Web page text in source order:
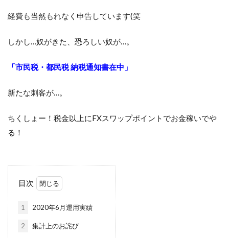
経費も当然もれなく申告しています(笑
しかし…奴がきた、恐ろしい奴が…。
「市民税・都民税 納税通知書在中」
新たな刺客が…。
ちくしょー！税金以上にFXスワップポイントでお金稼いでや
る！
目次
1 2020年6月運用実績
2 集計上のお詫び